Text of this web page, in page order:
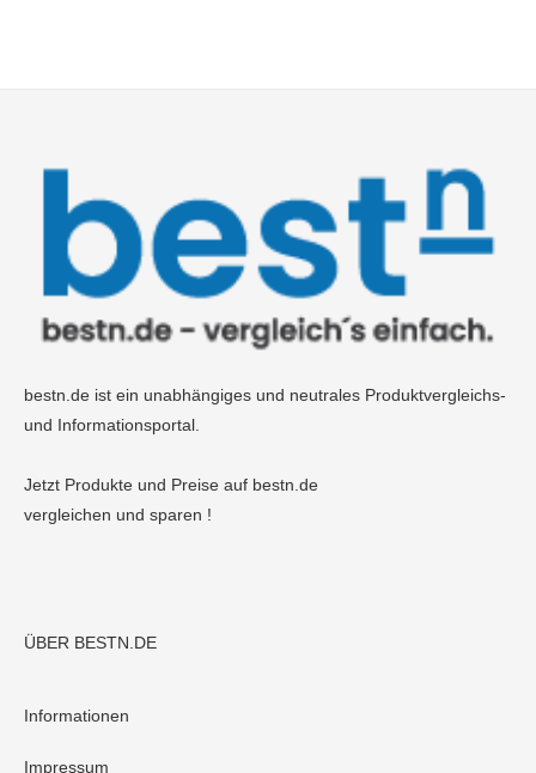
bestn.de ist ein unabhängiges und neutrales Produktvergleichs-
und Informationsportal.
Jetzt Produkte und Preise auf bestn.de
vergleichen und sparen !
ÜBER BESTN.DE
Informationen
Impressum